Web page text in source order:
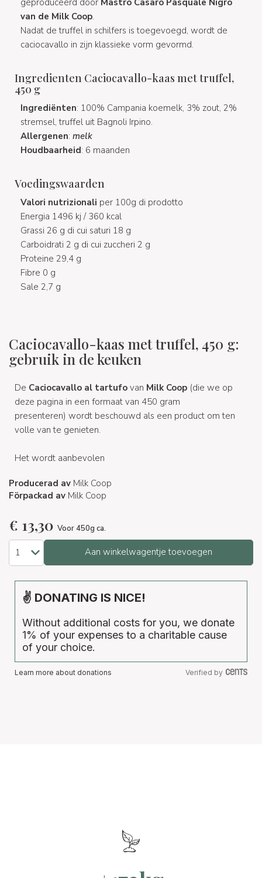
geproduceerd door Mastro Casaro Pasquale Nigro
van de Milk Coop.
Nadat de truffel in schilfers is toegevoegd, wordt de
caciocavallo in zijn klassieke vorm gevormd.
Ingredienten Caciocavallo-kaas met truffel,
450 g
Ingrediënten: 100% Campania koemelk, 3% zout, 2%
stremsel, truffel uit Bagnoli Irpino.
Allergenen: melk
Houdbaarheid: 6 maanden
Voedingswaarden
Valori nutrizionali per 100g di prodotto
Energia 1496 kj / 360 kcal
Grassi 26 g di cui saturi 18 g
Carboidrati 2 g di cui zuccheri 2 g
Proteine 29,4 g
Fibre 0 g
Sale 2,7 g
Caciocavallo-kaas met truffel, 450 g:
gebruik in de keuken
De Caciocavallo al tartufo van Milk Coop (die we op
deze pagina in een formaat van 450 gram
presenteren) wordt beschouwd als een product om ten
volle van te genieten.
Het wordt aanbevolen
Producerad av Milk Coop
Förpackad av Milk Coop
€ 13,30 Voor 450g ca.
Aan winkelwagentje toevoegen
✌ DONATING IS NICE!
Without additional costs for you, we donate
1% of your expenses to a charitable cause
of your choice.
Learn more about donations Verified by